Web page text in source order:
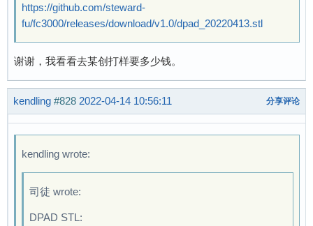
https://github.com/steward-
fu/fc3000/releases/download/v1.0/dpad_20220413.stl
谢谢，我看看去某创打样要多少钱。
kendling #828 2022-04-14 10:56:11 分享评论
kendling wrote:
司徒 wrote:
DPAD STL: